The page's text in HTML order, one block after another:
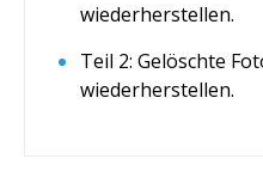
wiederherstellen.
Teil 2: Gelöschte
wiederherstellen.